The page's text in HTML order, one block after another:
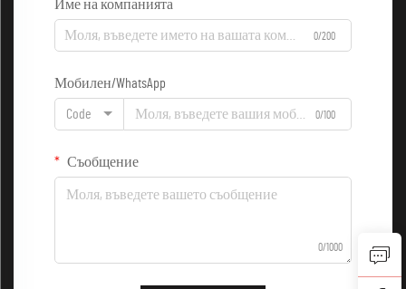
Име на компанията
0/200
Мобилен/WhatsApp
Code 0/100
Съобщение
0/1000